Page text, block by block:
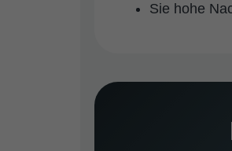
Sie hohe